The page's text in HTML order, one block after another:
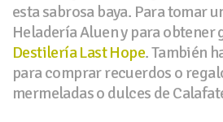
esta sabrosa baya. Para tomar
Heladería Aluen y para obtener
Destilería Last Hope. También
para comprar recuerdos o
mermeladas o dulces de